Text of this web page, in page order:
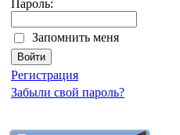
Пароль:
Запомнить меня
Регистрация
Забыли свой пароль?